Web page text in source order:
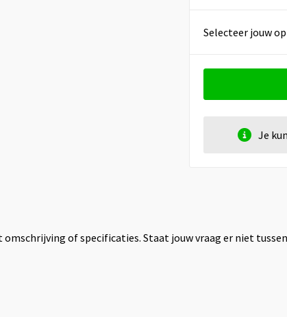
Selecteer jouw
Je
of specificaties. Staat jouw vraag er niet